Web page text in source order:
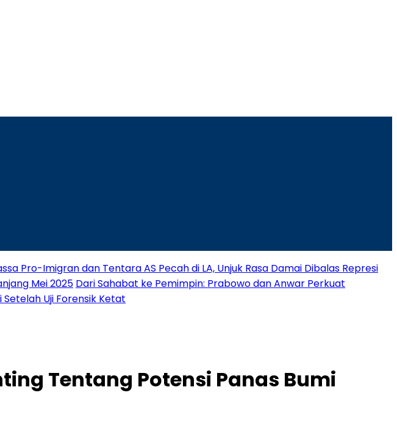
Pro-Imigran dan Tentara AS Pecah di LA, Unjuk Rasa Damai Dibalas Represi
Mei 2025 Dari Sahabat ke Pemimpin: Prabowo dan Anwar Perkuat
Uji Forensik Ketat
Tentang Potensi Panas Bumi